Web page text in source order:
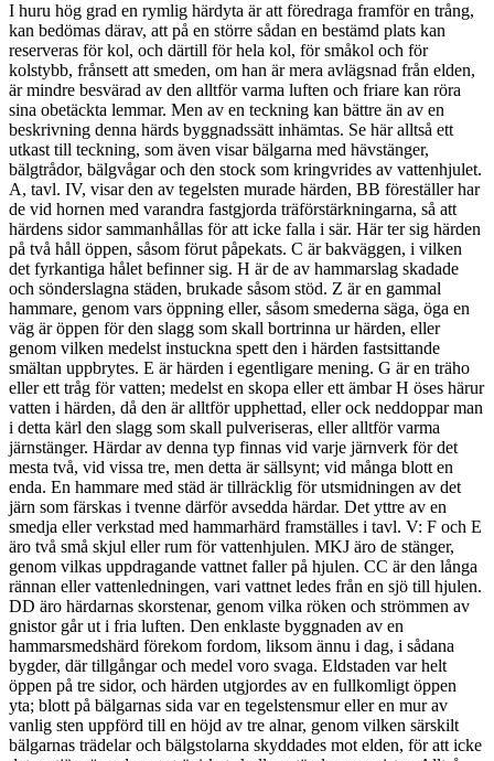
I huru hög grad en rymlig härdyta är att föredraga framför en trång,
kan bedömas därav, att på en större sådan en bestämd plats kan
reserveras för kol, och därtill för hela kol, för småkol och för
kolstybb, frånsett att smeden, om han är mera avlägsnad från elden,
är mindre besvärad av den alltför varma luften och friare kan röra
sina obetäckta lemmar. Men av en teckning kan bättre än av en
beskrivning denna härds byggnadssätt inhämtas. Se här alltså ett
utkast till teckning, som även visar bälgarna med hävstänger,
bälgtrådor, bälgvågar och den stock som kringvrides av vattenhjulet.
A, tavl. IV, visar den av tegelsten murade härden, BB föreställer har
de vid hornen med varandra fastgjorda träförstärkningarna, så att
härdens sidor sammanhållas för att icke falla i sär. Här ter sig härden
på två håll öppen, såsom förut påpekats. C är bakväggen, i vilken
det fyrkantiga hålet befinner sig. H är de av hammarslag skadade
och sönderslagna städen, brukade såsom stöd. Z är en gammal
hammare, genom vars öppning eller, såsom smederna säga, öga en
väg är öppen för den slagg som skall bortrinna ur härden, eller
genom vilken medelst instuckna spett den i härden fastsittande
smältan uppbrytes. E är härden i egentligare mening. G är en träho
eller ett tråg för vatten; medelst en skopa eller ett ämbar H öses härur
vatten i härden, då den är alltför upphettad, eller ock neddoppar man
i detta kärl den slagg som skall pulveriseras, eller alltför varma
järnstänger. Härdar av denna typ finnas vid varje järnverk för det
mesta två, vid vissa tre, men detta är sällsynt; vid många blott en
enda. En hammare med städ är tillräcklig för utsmidningen av det
järn som färskas i tvenne därför avsedda härdar. Det yttre av en
smedja eller verkstad med hammarhärd framställes i tavl. V: F och E
äro två små skjul eller rum för vattenhjulen. MKJ äro de stänger,
genom vilkas uppdragande vattnet faller på hjulen. CC är den långa
rännan eller vattenledningen, vari vattnet ledes från en sjö till hjulen.
DD äro härdarnas skorstenar, genom vilka röken och strömmen av
gnistor går ut i fria luften. Den enklaste byggnaden av en
hammarsmedshärd förekom fordom, liksom ännu i dag, i sådana
bygder, där tillgångar och medel voro svaga. Eldstaden var helt
öppen på tre sidor, och härden utgjordes av en fullkomligt öppen
yta; blott på bälgarnas sida var en tegelstensmur eller en mur av
vanlig sten uppförd till en höjd av tre alnar, genom vilken särskilt
bälgarnas trädelar och bälgstolarna skyddades mot elden, för att icke